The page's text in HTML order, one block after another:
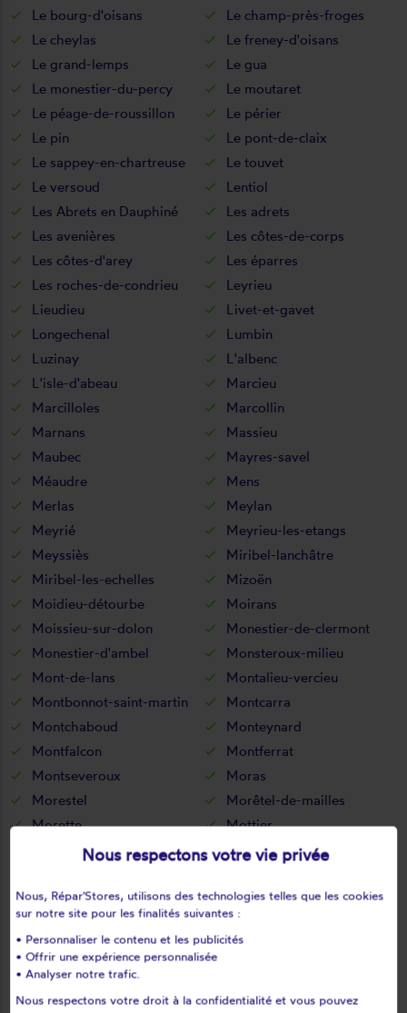
Le bourg-d'oisans
Le champ-près-froges
Le cheylas
Le freney-d'oisans
Le grand-lemps
Le gua
Le monestier-du-percy
Le moutaret
Le péage-de-roussillon
Le périer
Le pin
Le pont-de-claix
Le sappey-en-chartreuse
Le touvet
Le versoud
Lentiol
Les Abrets en Dauphiné
Les adrets
Les avenières
Les côtes-de-corps
Les côtes-d'arey
Les éparres
Les roches-de-condrieu
Leyrieu
Lieudieu
Livet-et-gavet
Longechenal
Lumbin
Luzinay
L'albenc
L'isle-d'abeau
Marcieu
Marcilloles
Marcollin
Marnans
Massieu
Maubec
Mayres-savel
Méaudre
Mens
Merlas
Meylan
Meyrié
Meyrieu-les-etangs
Meyssiès
Miribel-lanchâtre
Miribel-les-echelles
Mizoën
Moidieu-détourbe
Moirans
Moissieu-sur-dolon
Monestier-de-clermont
Monestier-d'ambel
Monsteroux-milieu
Mont-de-lans
Montalieu-vercieu
Montbonnot-saint-martin
Montcarra
Montchaboud
Monteynard
Montfalcon
Montferrat
Montseveroux
Moras
Morestel
Morêtel-de-mailles
Morette
Mottier
Murianette
Murinais
Nivolas-vermelle
Notre-dame-de-commiers
Notre-dame-de-l'osier
Notre-dame-de-mésage
Notre-dame-de-vaux
Noyarey
Optevoz
Ornacieux
Ornon
Nous respectons votre vie privée
Nous, Répar'Stores, utilisons des technologies telles que les cookies
sur notre site pour les finalités suivantes :
• Personnaliser le contenu et les publicités
• Offrir une expérience personnalisée
• Analyser notre trafic.
Nous respectons votre droit à la confidentialité et vous pouvez